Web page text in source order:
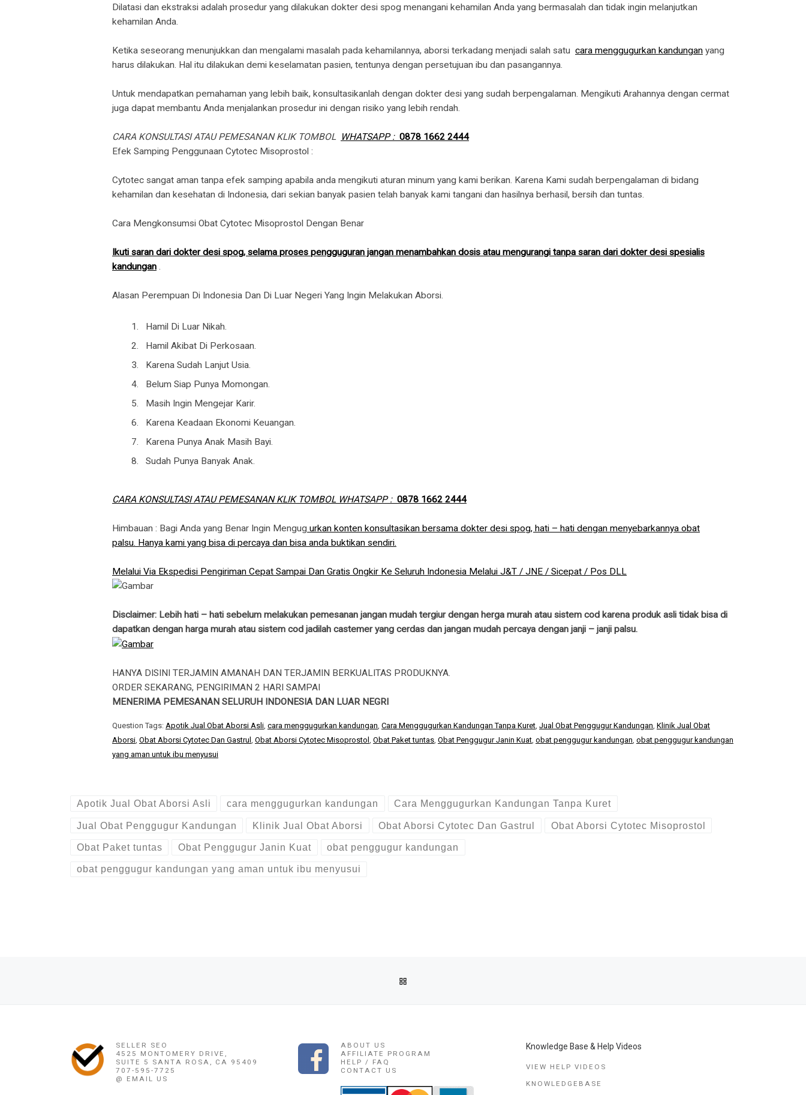
Dilatasi dan ekstraksi adalah prosedur yang dilakukan dokter desi spog menangani kehamilan Anda yang bermasalah dan tidak ingin melanjutkan
kehamilan Anda.
Ketika seseorang menunjukkan dan mengalami masalah pada kehamilannya, aborsi terkadang menjadi salah satu cara menggugurkan kandungan yang
harus dilakukan. Hal itu dilakukan demi keselamatan pasien, tentunya dengan persetujuan ibu dan pasangannya.
Untuk mendapatkan pemahaman yang lebih baik, konsultasikanlah dengan dokter desi yang sudah berpengalaman. Mengikuti Arahannya dengan cermat
juga dapat membantu Anda menjalankan prosedur ini dengan risiko yang lebih rendah.
CARA KONSULTASI ATAU PEMESANAN KLIK TOMBOL WHATSAPP : 0878 1662 2444
​Efek Samping Penggunaan Cytotec Misoprostol :
Cytotec sangat aman tanpa efek samping apabila anda mengikuti aturan minum yang kami berikan. Karena Kami sudah berpengalaman di bidang
kehamilan dan kesehatan di Indonesia, dari sekian banyak pasien telah banyak kami tangani dan hasilnya berhasil, bersih dan tuntas.
Cara Mengkonsumsi Obat Cytotec Misoprostol Dengan Benar
Ikuti saran dari dokter desi spog, selama proses pengguguran jangan menambahkan dosis atau mengurangi tanpa saran dari dokter desi spesialis
kandungan .
Alasan Perempuan Di Indonesia Dan Di Luar Negeri Yang Ingin Melakukan Aborsi.
Hamil Di Luar Nikah.
Hamil Akibat Di Perkosaan.
Karena Sudah Lanjut Usia.
Belum Siap Punya Momongan.
Masih Ingin Mengejar Karir.
Karena Keadaan Ekonomi Keuangan.
Karena Punya Anak Masih Bayi.
Sudah Punya Banyak Anak.
CARA KONSULTASI ATAU PEMESANAN KLIK TOMBOL WHATSAPP : 0878 1662 2444
Himbauan : Bagi Anda yang Benar Ingin Mengug urkan konten konsultasikan bersama dokter desi spog, hati – hati dengan menyebarkannya obat
palsu. Hanya kami yang bisa di percaya dan bisa anda buktikan sendiri.
Melalui Via Ekspedisi Pengiriman Cepat Sampai Dan Gratis Ongkir Ke Seluruh Indonesia Melalui J&T / JNE / Sicepat / Pos DLL
Disclaimer: Lebih hati – hati sebelum melakukan pemesanan jangan mudah tergiur dengan herga murah atau sistem cod karena produk asli tidak bisa di
dapatkan dengan harga murah atau sistem cod jadilah castemer yang cerdas dan jangan mudah percaya dengan janji – janji palsu.
HANYA DISINI TERJAMIN AMANAH DAN TERJAMIN BERKUALITAS PRODUKNYA.
ORDER SEKARANG, PENGIRIMAN 2 HARI SAMPAI
MENERIMA PEMESANAN SELURUH INDONESIA DAN LUAR NEGRI
Question Tags: Apotik Jual Obat Aborsi Asli, cara menggugurkan kandungan, Cara Menggugurkan Kandungan Tanpa Kuret, Jual Obat Penggugur Kandungan, Klinik Jual Obat
Aborsi, Obat Aborsi Cytotec Dan Gastrul , Obat Aborsi Cytotec Misoprostol , Obat Paket tuntas, Obat Penggugur Janin Kuat, obat penggugur kandungan, obat penggugur kandungan
yang aman untuk ibu menyusui
Apotik Jual Obat Aborsi Asli cara menggugurkan kandungan Cara Menggugurkan Kandungan Tanpa Kuret
Jual Obat Penggugur Kandungan Klinik Jual Obat Aborsi Obat Aborsi Cytotec Dan Gastrul Obat Aborsi Cytotec Misoprostol
Obat Paket tuntas Obat Penggugur Janin Kuat obat penggugur kandungan
obat penggugur kandungan yang aman untuk ibu menyusui
SELLER SEO
4525 MONTOMERY DRIVE,
SUITE 5 SANTA ROSA, CA 95409
707-595-7725
@ EMAIL US
ABOUT US
AFFILIATE PROGRAM
HELP / FAQ
CONTACT US
Knowledge Base & Help Videos
VIEW HELP VIDEOS
KNOWLEDGEBASE